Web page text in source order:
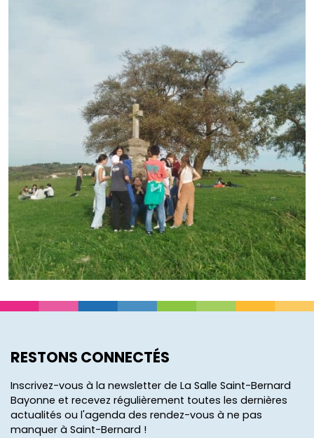
RESTONS CONNECTÉS
Inscrivez-vous à la newsletter de La Salle Saint-Bernard
Bayonne et recevez régulièrement toutes les dernières
actualités ou l'agenda des rendez-vous à ne pas
manquer à Saint-Bernard !